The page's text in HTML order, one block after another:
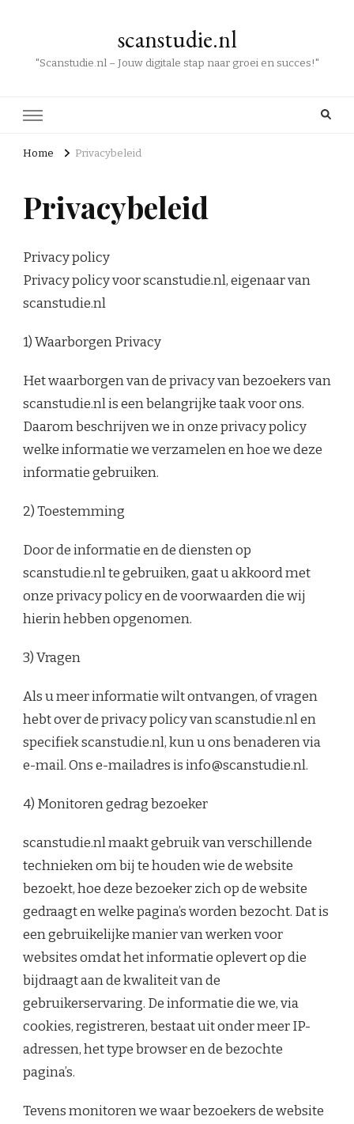
scanstudie.nl
"Scanstudie.nl – Jouw digitale stap naar groei en succes!"
Home Privacybeleid
Privacybeleid
Privacy policy
Privacy policy voor scanstudie.nl, eigenaar van
scanstudie.nl
1) Waarborgen Privacy
Het waarborgen van de privacy van bezoekers van
scanstudie.nl is een belangrijke taak voor ons.
Daarom beschrijven we in onze privacy policy
welke informatie we verzamelen en hoe we deze
informatie gebruiken.
2) Toestemming
Door de informatie en de diensten op
scanstudie.nl te gebruiken, gaat u akkoord met
onze privacy policy en de voorwaarden die wij
hierin hebben opgenomen.
3) Vragen
Als u meer informatie wilt ontvangen, of vragen
hebt over de privacy policy van scanstudie.nl en
specifiek scanstudie.nl, kun u ons benaderen via
e-mail. Ons e-mailadres is info@scanstudie.nl.
4) Monitoren gedrag bezoeker
scanstudie.nl maakt gebruik van verschillende
technieken om bij te houden wie de website
bezoekt, hoe deze bezoeker zich op de website
gedraagt en welke pagina’s worden bezocht. Dat is
een gebruikelijke manier van werken voor
websites omdat het informatie oplevert op die
bijdraagt aan de kwaliteit van de
gebruikerservaring. De informatie die we, via
cookies, registreren, bestaat uit onder meer IP-
adressen, het type browser en de bezochte
pagina’s.
Tevens monitoren we waar bezoekers de website